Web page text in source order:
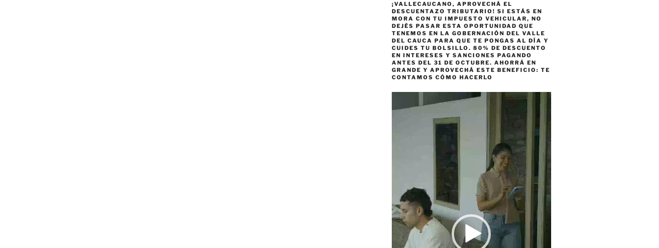
¡VALLECAUCANO, APROVECHÁ EL
DESCUENTAZO TRIBUTARIO! SI ESTÁS EN
MORA CON TU IMPUESTO VEHICULAR, NO
DEJÉS PASAR ESTA OPORTUNIDAD QUE
TENEMOS EN LA GOBERNACIÓN DEL VALLE
DEL CAUCA PARA QUE TE PONGAS AL DÍA Y
CUIDES TU BOLSILLO. 80% DE DESCUENTO
EN INTERESES Y SANCIONES PAGANDO
ANTES DEL 31 DE OCTUBRE. AHORRÁ EN
GRANDE Y APROVECHÁ ESTE BENEFICIO: TE
CONTAMOS CÓMO HACERLO
de